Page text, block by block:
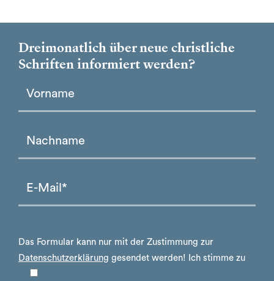
Dreimonatlich über neue christliche
Schriften informiert werden?
Das Formular kann nur mit der Zustimmung zur
Datenschutzerklärung gesendet werden! Ich stimme zu